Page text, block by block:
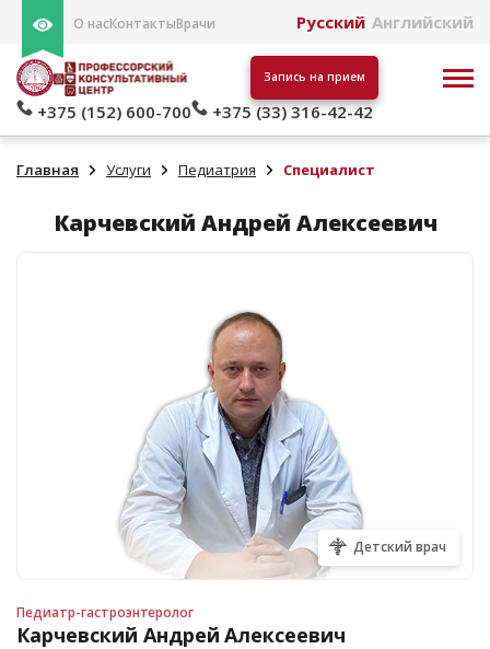
О насКонтактыВрачи Русский Английский
+375 (152) 600-700 +375 (33) 316-42-42
Запись на прием
Главная Услуги Педиатрия Специалист
Карчевский Андрей Алексеевич
Детский врач
Педиатр-гастроэнтеролог
Карчевский Андрей Алексеевич